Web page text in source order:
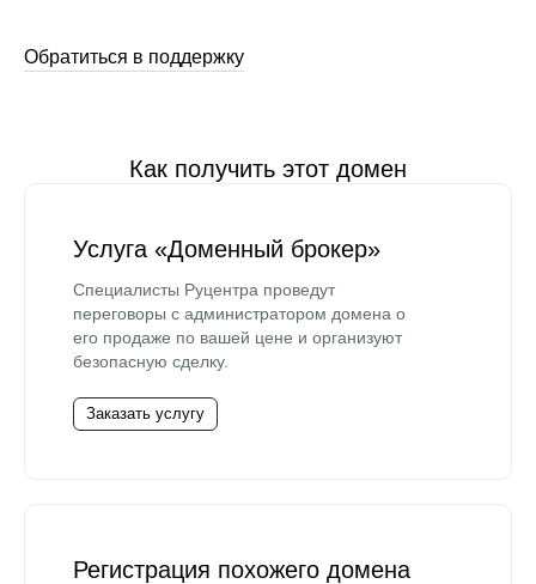
Обратиться в поддержку
Как получить этот домен
Услуга «Доменный брокер»
Специалисты Руцентра проведут
переговоры с администратором домена о
его продаже по вашей цене и организуют
безопасную сделку.
Заказать услугу
Регистрация похожего домена